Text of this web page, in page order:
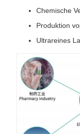
Chemische
Produktion
Ultrareines